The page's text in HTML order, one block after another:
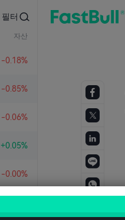
필터
자산
-0.18%
-0.85%
-0.06%
+0.05%
-0.00%
검색